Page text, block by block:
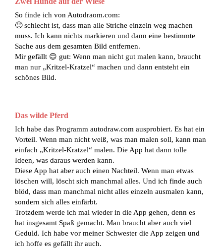
So finde ich von Autodraom.com:
🙁 schlecht ist, dass man alle Striche einzeln weg machen
muss. Ich kann nichts markieren und dann eine bestimmte
Sache aus dem gesamten Bild entfernen.
Mir gefällt 😊 gut: Wenn man nicht gut malen kann, braucht
man nur „Kritzel-Kratzel“ machen und dann entsteht ein
schönes Bild.
Das wilde Pferd
Ich habe das Programm autodraw.com ausprobiert. Es hat ein
Vorteil. Wenn man nicht weiß, was man malen soll, kann man
einfach „Kritzel-Kratzel“ malen. Die App hat dann tolle
Ideen, was daraus werden kann.
Diese App hat aber auch einen Nachteil. Wenn man etwas
löschen will, löscht sich manchmal alles. Und ich finde auch
blöd, dass man manchmal nicht alles einzeln ausmalen kann,
sondern sich alles einfärbt.
Trotzdem werde ich mal wieder in die App gehen, denn es
hat insgesamt Spaß gemacht. Man braucht aber auch viel
Geduld. Ich habe vor meiner Schwester die App zeigen und
ich hoffe es gefällt ihr auch.